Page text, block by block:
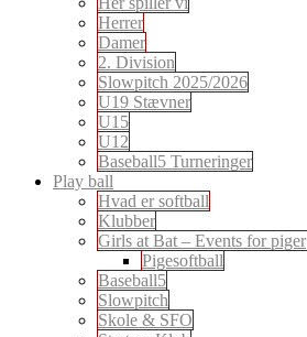
Herrer
Damer
2. Division
Slowpitch 2025/2026
U19 Stævner
U15
U12
Baseball5 Turneringer
Play ball
Hvad er softball
Klubber
Girls at Bat – Events for piger
Pigesoftball
Baseball5
Slowpitch
Skole & SFO